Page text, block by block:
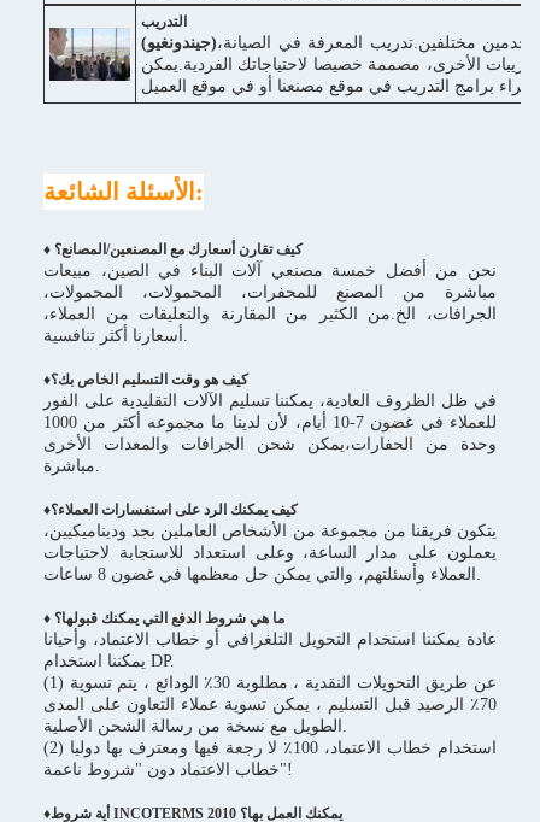
التدريب
(جيندونغيو)مختلفين.تدريب المعرفة في الصيانة،
الأخرى، مصممة خصيصا لاحتياجاتك الفردية.يمكن
الأسئلة الشائعة:
♦ كيف تقارن أسعارك مع المصنعين/المصانع؟
نحن من أفضل خمسة مصنعي آلات البناء في الصين، مبيعات
مباشرة من المصنع للمحفرات، المحمولات، المحمولات،
الجرافات، الخ.من الكثير من المقارنة والتعليقات من العملاء،
أسعارنا أكثر تنافسية.
♦كيف هو وقت التسليم الخاص بك؟
في ظل الظروف العادية، يمكننا تسليم الآلات التقليدية على الفور
للعملاء في غضون 7-10 أيام، لأن لدينا ما مجموعه أكثر من 1000
وحدة من الحفارات،يمكن شحن الجرافات والمعدات الأخرى
مباشرة.
♦كيف يمكنك الرد على استفسارات العملاء؟
يتكون فريقنا من مجموعة من الأشخاص العاملين بجد وديناميكيين،
يعملون على مدار الساعة، وعلى استعداد للاستجابة لاحتياجات
العملاء وأسئلتهم، والتي يمكن حل معظمها في غضون 8 ساعات.
♦ ما هي شروط الدفع التي يمكنك قبولها؟
عادة يمكننا استخدام التحويل التلغرافي أو خطاب الاعتماد، وأحيانا
يمكننا استخدام DP.
(1) عن طريق التحويلات النقدية ، مطلوبة 30٪ الودائع ، يتم تسوية
70٪ الرصيد قبل التسليم ، يمكن تسوية عملاء التعاون على المدى
الطويل مع نسخة من رسالة الشحن الأصلية.
(2) استخدام خطاب الاعتماد، 100٪ لا رجعة فيها ومعترف بها دوليا
خطاب الاعتماد دون "شروط ناعمة"!
♦أية شروط INCOTERMS 2010 يمكنك العمل بها؟